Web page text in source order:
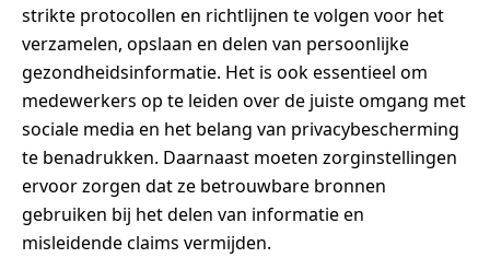
strikte protocollen en richtlijnen te volgen voor het
verzamelen, opslaan en delen van persoonlijke
gezondheidsinformatie. Het is ook essentieel om
medewerkers op te leiden over de juiste omgang met
sociale media en het belang van privacybescherming
te benadrukken. Daarnaast moeten zorginstellingen
ervoor zorgen dat ze betrouwbare bronnen
gebruiken bij het delen van informatie en
misleidende claims vermijden.